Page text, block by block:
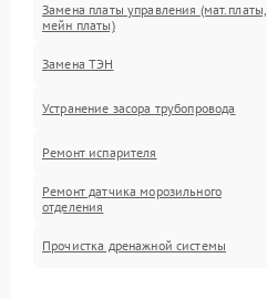
Замена платы управления (мат.платы,
мейн платы)
Замена ТЭН
Устранение засора трубопровода
Ремонт испарителя
Ремонт датчика морозильного
отделения
Прочистка дренажной системы